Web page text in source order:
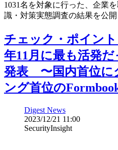
1031名を対象に行った、企業
識・対策実態調査の結果を公開
チェック・ポイン
年11月に最も活発
発表 〜国内首位に
ング首位の
Digest News
2023/12/21 11:00
SecurityInsight